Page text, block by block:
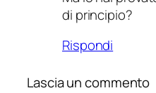
di principio?
Rispondi
Lascia un commento